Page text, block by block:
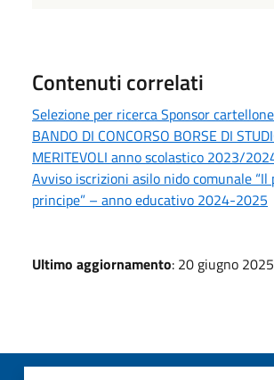
Contenuti correlati
Selezione per ricerca Sponsor
BANDO DI CONCORSO BORSE DI
MERITEVOLI anno scolastico 2023/
Avviso iscrizioni asilo nido comunale “Il
principe” – anno educativo 2024-2025
Ultimo aggiornamento: 20 giugno